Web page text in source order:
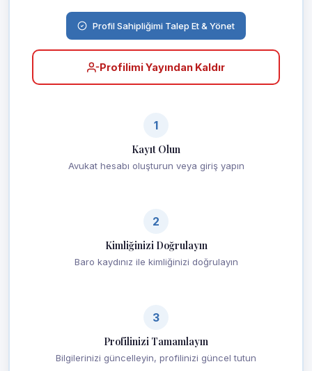
Profil Sahipliğimi Talep Et & Yönet
Profilimi Yayından Kaldır
1
Kayıt Olun
Avukat hesabı oluşturun veya giriş yapın
2
Kimliğinizi Doğrulayın
Baro kaydınız ile kimliğinizi doğrulayın
3
Profilinizi Tamamlayın
Bilgilerinizi güncelleyin, profilinizi güncel tutun